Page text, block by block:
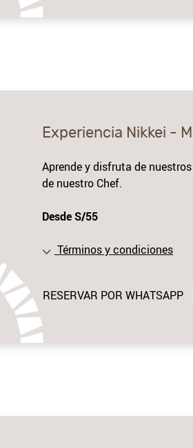
Experiencia Nikkei -
Aprende y disfruta de
de nuestro Chef.
Desde S/55
Términos y condiciones
RESERVAR POR WHATSAPP